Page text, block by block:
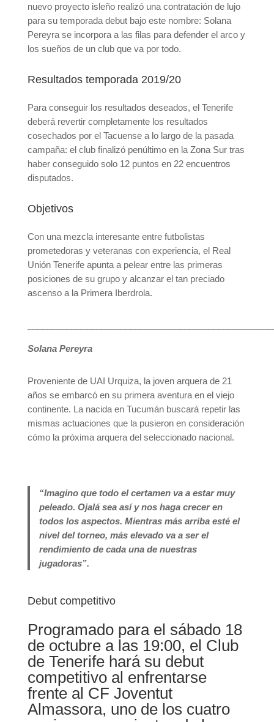
nuevo proyecto isleño realizó una contratación de lujo
para su temporada debut bajo este nombre: Solana
Pereyra se incorpora a las filas para defender el arco y
los sueños de un club que va por todo.
Resultados temporada 2019/20
Para conseguir los resultados deseados, el Tenerife
deberá revertir completamente los resultados
cosechados por el Tacuense a lo largo de la pasada
campaña: el club finalizó penúltimo en la Zona Sur tras
haber conseguido solo 12 puntos en 22 encuentros
disputados.
Objetivos
Con una mezcla interesante entre futbolistas
prometedoras y veteranas con experiencia, el Real
Unión Tenerife apunta a pelear entre las primeras
posiciones de su grupo y alcanzar el tan preciado
ascenso a la Primera Iberdrola.
Solana Pereyra
Proveniente de UAI Urquiza, la joven arquera de 21
años se embarcó en su primera aventura en el viejo
continente. La nacida en Tucumán buscará repetir las
mismas actuaciones que la pusieron en consideración
cómo la próxima arquera del seleccionado nacional.
“Imagino que todo el certamen va a estar muy
peleado. Ojalá sea así y nos haga crecer en
todos los aspectos. Mientras más arriba esté el
nivel del torneo, más elevado va a ser el
rendimiento de cada una de nuestras
jugadoras”.
Debut competitivo
Programado para el sábado 18
de octubre a las 19:00, el Club
de Tenerife hará su debut
competitivo al enfrentarse
frente al CF Joventut
Almassora, uno de los cuatro